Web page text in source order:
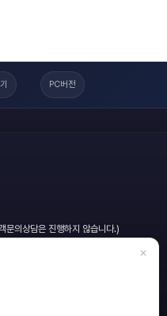
PC버전
의상담은 진행하지 않습니다.)
×